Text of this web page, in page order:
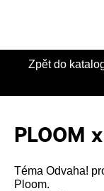
Zpět do
PLOOM
Téma Odvaha!
Ploom.